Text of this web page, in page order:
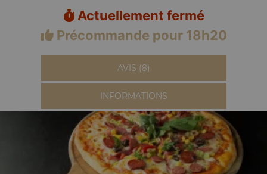
Actuellement fermé
Précommande pour 18h20
AVIS (8)
INFORMATIONS